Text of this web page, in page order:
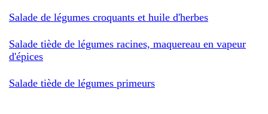
Salade de légumes croquants et huile d'herbes
Salade tiède de légumes racines, maquereau en vapeur
d'épices
Salade tiède de légumes primeurs